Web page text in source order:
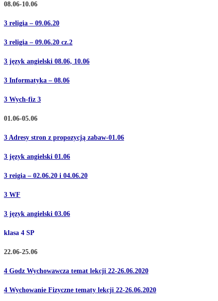
08.06-10.06
3 religia – 09.06.20
3 religia – 09.06.20 cz.2
3 język angielski 08.06, 10.06
3 Informatyka – 08.06
3 Wych-fiz 3
01.06-05.06
3 Adresy stron z propozycją zabaw-01.06
3 język angielski 01.06
3 reigia – 02.06.20 i 04.06.20
3 WF
3 język angielski 03.06
klasa 4 SP
22.06-25.06
4 Godz Wychowawcza temat lekcji 22-26.06.2020
4 Wychowanie Fizyczne tematy lekcji 22-26.06.2020